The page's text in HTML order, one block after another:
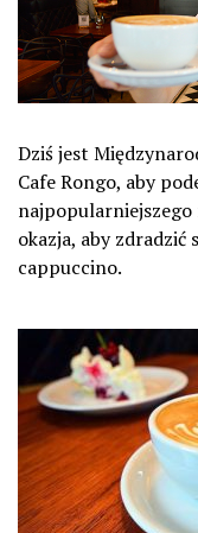
Dziś jest
Cafe Rongo, aby
najpopularniejszego
okazja, aby
cappuccino.